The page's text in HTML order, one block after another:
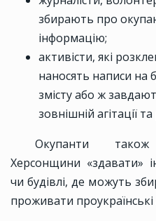
збирають про
інформацію;
активісти, які
наносять написи на
змісту або ж
зовнішній агітації
Окупанти
Херсонщини «здавати»
чи будівлі, де можуть
проживати проукраїнські